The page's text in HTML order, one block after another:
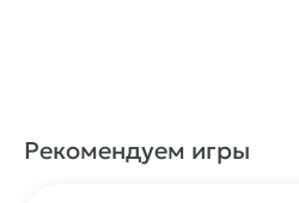
Рекомендуем игры